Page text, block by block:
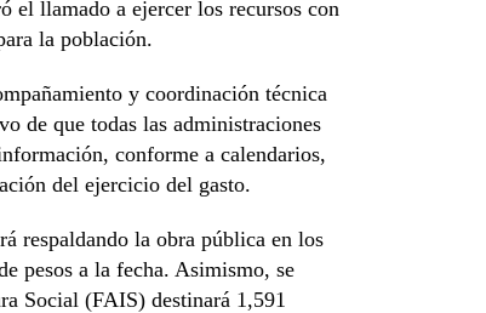
el llamado a ejercer los recursos con
la población.
y coordinación técnica
de que todas las administraciones
conforme a calendarios,
del ejercicio del gasto.
respaldando la obra pública en los
pesos a la fecha. Asimismo, se
Social (FAIS) destinará 1,591